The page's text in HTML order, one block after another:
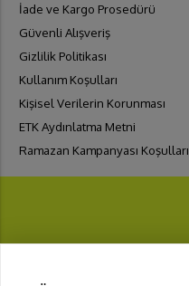
İade ve Kargo Prosedürü
Güvenli Alışveriş
Gizlilik Politikası
Kullanım Koşulları
Kişisel Verilerin Korunması
ETK Aydınlatma Metni
Ramazan Kampanyası Koşulları
FIRSATLARI